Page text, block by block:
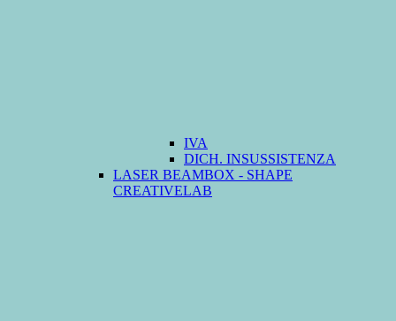
IVA
DICH. INSUSSISTENZA
LASER BEAMBOX - SHAPE
CREATIVELAB